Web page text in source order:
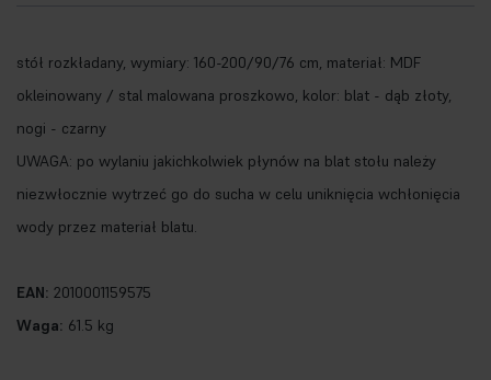
stół rozkładany, wymiary: 160-200/90/76 cm, materiał: MDF
okleinowany / stal malowana proszkowo, kolor: blat - dąb złoty,
nogi - czarny
UWAGA: po wylaniu jakichkolwiek płynów na blat stołu należy
niezwłocznie wytrzeć go do sucha w celu uniknięcia wchłonięcia
wody przez materiał blatu.
EAN: 2010001159575
Waga: 61.5 kg